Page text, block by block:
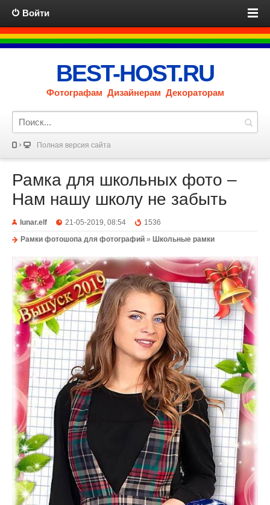
Войти
BEST-HOST.RU
Фотографам Дизайнерам Декораторам
Полная версия сайта
Рамка для школьных фото –
Нам нашу школу не забыть
lunar.elf 21-05-2019, 08:54
1536
Рамки фотошопа для фотографий » Школьные рамки